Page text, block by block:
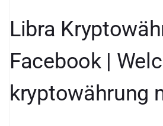
Libra
Facebook |
kryptowährung